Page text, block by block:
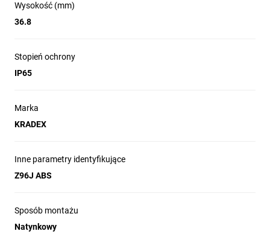
Wysokość (mm)
36.8
Stopień ochrony
IP65
Marka
KRADEX
Inne parametry identyfikujące
Z96J ABS
Sposób montażu
Natynkowy